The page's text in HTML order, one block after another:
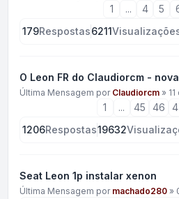
1 ... 4 5
179Respostas6211
O Leon FR do Claudiorcm -
Última Mensagem por Claudiorcm »
1 ... 45 46
1206Respostas19632
Seat Leon 1p instalar xenon
Última Mensagem por machado280 »